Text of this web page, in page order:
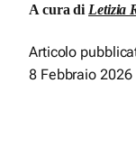
A cura diLetizia
Articolo
8 Febbraio 2026